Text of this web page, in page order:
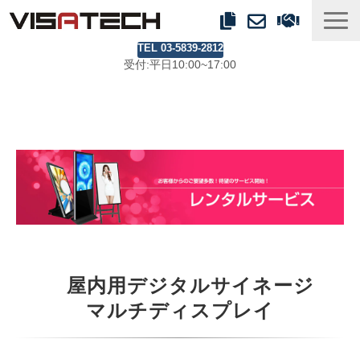
TEL 03-5839-2812
受付:平日10:00~17:00
事業紹介
屋内用デジタルサイネージ
マルチディスプレイ